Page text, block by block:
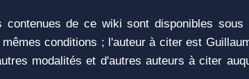
contenues de ce wiki sont disponibles sous
conditions ; l'auteur à citer est
modalités et d'autres auteurs à citer